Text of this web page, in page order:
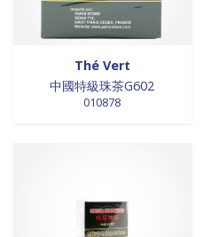
Thé Vert
中國特級珠茶G602
010878